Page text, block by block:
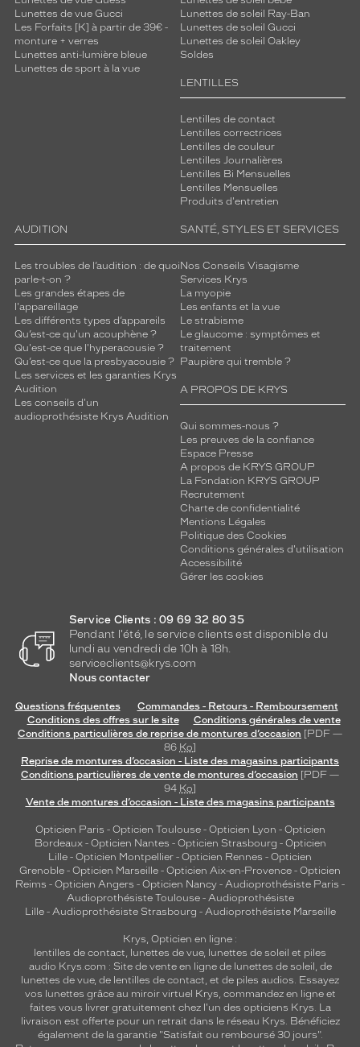
Lunettes de vue Gucci
Les Forfaits [K] à partir de 39€ -
monture + verres
Lunettes anti-lumière bleue
Lunettes de sport à la vue
Lunettes de soleil Ray-Ban
Lunettes de soleil Gucci
Lunettes de soleil Oakley
Soldes
LENTILLES
Lentilles de contact
Lentilles correctrices
Lentilles de couleur
Lentilles Journalières
Lentilles Bi Mensuelles
Lentilles Mensuelles
Produits d'entretien
AUDITION
Les troubles de l’audition : de quoi
parle-t-on ?
Les grandes étapes de
l'appareillage
Les différents types d’appareils
Qu’est-ce qu'un acouphène ?
Qu'est-ce que l'hyperacousie ?
Qu’est-ce que la presbyacousie ?
Les services et les garanties Krys
Audition
Les conseils d'un
audioprothésiste Krys Audition
SANTÉ, STYLES ET SERVICES
Nos Conseils Visagisme
Services Krys
La myopie
Les enfants et la vue
Le strabisme
Le glaucome : symptômes et
traitement
Paupière qui tremble ?
A PROPOS DE KRYS
Qui sommes-nous ?
Les preuves de la confiance
Espace Presse
A propos de KRYS GROUP
La Fondation KRYS GROUP
Recrutement
Charte de confidentialité
Mentions Légales
Politique des Cookies
Conditions générales d'utilisation
Accessibilité
Gérer les cookies
Service Clients : 09 69 32 80 35
Pendant l'été, le service clients est disponible du
lundi au vendredi de 10h à 18h.
serviceclients@krys.com
Nous contacter
Questions fréquentes
Commandes - Retours - Remboursement
Conditions des offres sur le site
Conditions générales de vente
Conditions particulières de reprise de montures d’occasion [PDF —
86 Ko]
Reprise de montures d’occasion - Liste des magasins participants
Conditions particulières de vente de montures d’occasion [PDF —
94 Ko]
Vente de montures d’occasion - Liste des magasins participants
Opticien Paris - Opticien Toulouse- Opticien Lyon - Opticien
Bordeaux- Opticien Nantes - Opticien Strasbourg - Opticien
Lille - Opticien Montpellier - Opticien Rennes - Opticien
Grenoble - Opticien Marseille - Opticien Aix-en-Provence - Opticien
Reims - Opticien Angers - Opticien Nancy - Audioprothésiste Paris -
Audioprothésiste Toulouse- Audioprothésiste
Lille- Audioprothésiste Strasbourg - Audioprothésiste Marseille
Krys, Opticien en ligne :
lentilles de contact, lunettes de vue, lunettes de soleil et piles
audio Krys.com : Site de vente en ligne de lunettes de soleil, de
lunettes de vue, de lentilles de contact, et de piles audios. Essayez
vos lunettes grâce au miroir virtuel Krys, commandez en ligne et
faites vous livrer gratuitement chez l'un des opticiens Krys. La
livraison est offerte pour un retrait dans le réseau Krys. Bénéficiez
également de la garantie "Satisfait ou remboursé 30 jours".